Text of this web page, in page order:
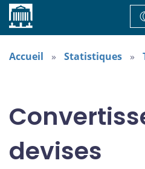
Accueil
Accueil Statistiques
devises